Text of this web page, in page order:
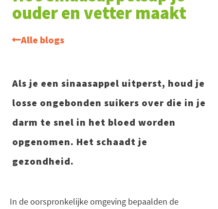
ouder en vetter maakt
Alle blogs
Als je een sinaasappel uitperst, houd je
losse ongebonden suikers over die in je
darm te snel in het bloed worden
opgenomen. Het schaadt je
gezondheid.
In de oorspronkelijke omgeving bepaalden de